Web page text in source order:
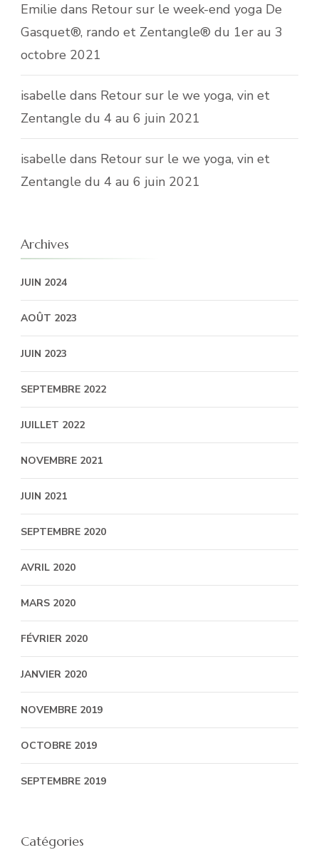
Emilie dans Retour sur le week-end yoga De
Gasquet®, rando et Zentangle® du 1er au 3
octobre 2021
isabelle dans Retour sur le we yoga, vin et
Zentangle du 4 au 6 juin 2021
isabelle dans Retour sur le we yoga, vin et
Zentangle du 4 au 6 juin 2021
Archives
JUIN 2024
AOÛT 2023
JUIN 2023
SEPTEMBRE 2022
JUILLET 2022
NOVEMBRE 2021
JUIN 2021
SEPTEMBRE 2020
AVRIL 2020
MARS 2020
FÉVRIER 2020
JANVIER 2020
NOVEMBRE 2019
OCTOBRE 2019
SEPTEMBRE 2019
Catégories